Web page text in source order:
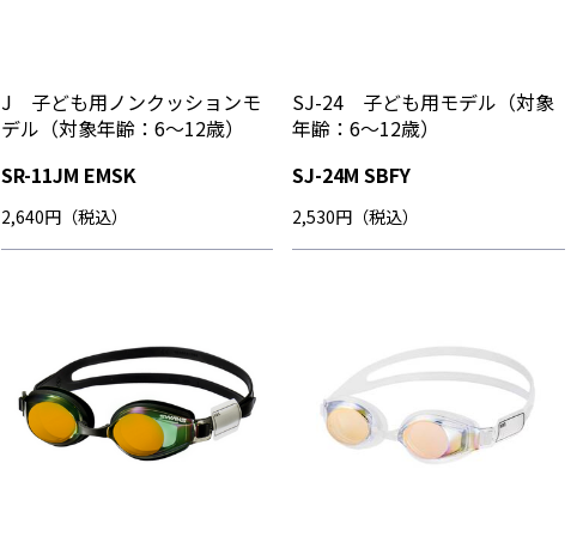
J 子ども用ノンクッションモ
デル（対象年齢：6～12歳）
SR-11JM EMSK
2,640円（税込）
SJ-24 子ども用モデル（対象
年齢：6～12歳）
SJ-24M SBFY
2,530円（税込）